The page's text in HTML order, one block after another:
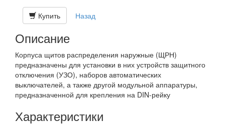
Купить Назад
Описание
Корпуса щитов распределения наружные (ЩРН)
предназначены для установки в них устройств защитного
отключения (УЗО), наборов автоматических
выключателей, а также другой модульной аппаратуры,
предназначенной для крепления на DIN-рейку
Характеристики